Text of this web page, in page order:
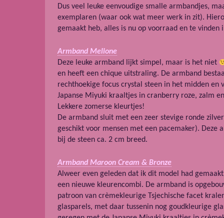
Dus veel leuke eenvoudige smalle armbandjes,
exemplaren (waar ook wat meer werk in zit).
gemaakt heb, alles is nu op voorraad en te vinden
Armband Melione
Deze leuke armband lijkt simpel, maar is het niet
en heeft een chique uitstraling. De armband
rechthoekige focus crystal steen in het midden en
Japanse Miyuki kraaltjes in cranberry roze, zalm
Lekkere zomerse kleurtjes!
De armband sluit met een zeer stevige ronde
geschikt voor mensen met een pacemaker). Deze
bij de steen ca. 2 cm breed.
Armband Maroon Cream & Bronze
Alweer even geleden dat ik dit model had
een nieuwe kleurencombi. De armband is
patroon van crèmekleurige Tsjechische facet
glasparels, met daar tussenin nog goudkleurige